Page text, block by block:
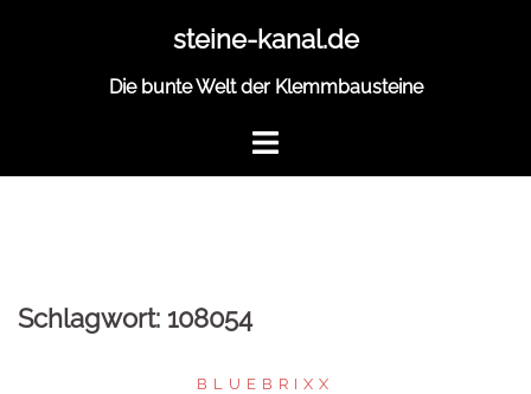
steine-kanal.de
Die bunte Welt der Klemmbausteine
Schlagwort: 108054
BLUEBRIXX